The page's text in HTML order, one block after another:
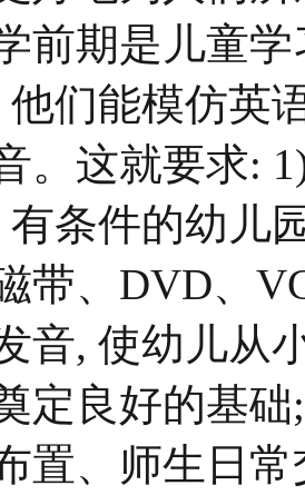
前期是儿童
们能模仿英
。这就要求:
条件的幼儿
带、DVD、
音, 使幼儿从
定良好的基
置、师生日